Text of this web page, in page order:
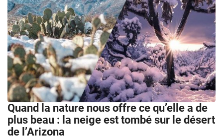
Quand la nature nous offre ce qu’elle a de
plus beau : la neige est tombé sur le désert
de l’Arizona